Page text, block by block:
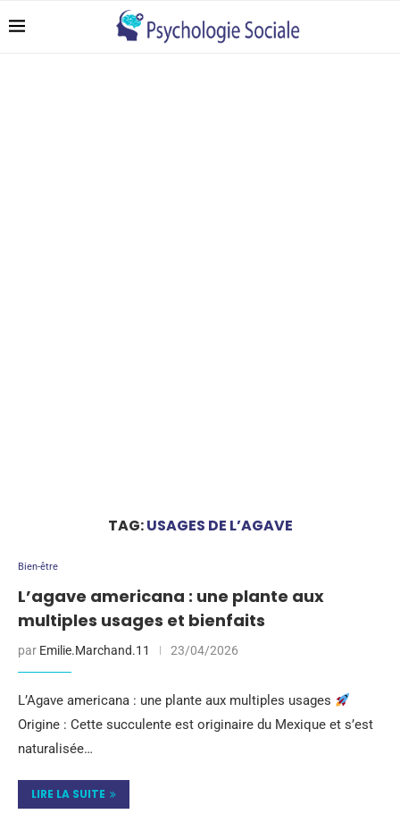
TAG:USAGES DE L’AGAVE
Bien-être
L’agave americana : une plante aux
multiples usages et bienfaits
par Emilie.Marchand.11 23/04/2026
L’Agave americana : une plante aux multiples usages
Origine : Cette succulente est originaire du Mexique et s’est
naturalisée…
LIRE LA SUITE